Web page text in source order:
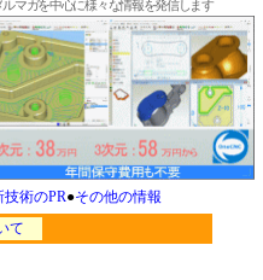
ルマガを中心に様々な情報を発信します
技術のPR●その他の情報
て